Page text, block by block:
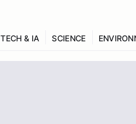
TECH & IA SCIENCE